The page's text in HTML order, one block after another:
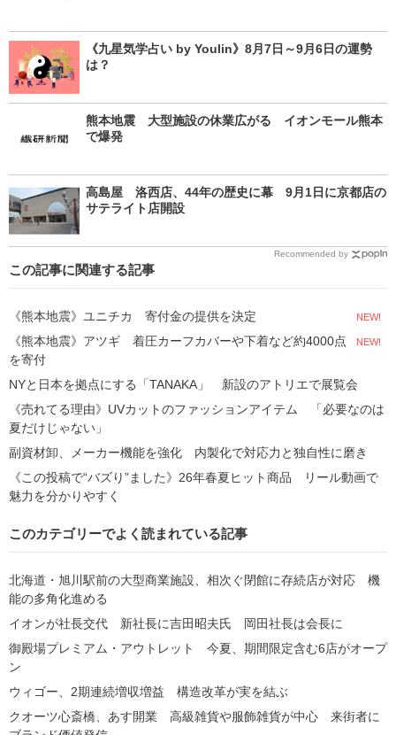
《九星気学占い by Youlin》8月7日～9月6日の運勢
は？
熊本地震 大型施設の休業広がる イオンモール熊本
で爆発
高島屋 洛西店、44年の歴史に幕 9月1日に京都店の
サテライト店開設
Recommended by
この記事に関連する記事
《熊本地震》ユニチカ 寄付金の提供を決定 NEW!
《熊本地震》アツギ 着圧カーフカバーや下着など約4000点
を寄付
NEW!
NYと日本を拠点にする「TANAKA」 新設のアトリエで展覧会
《売れてる理由》UVカットのファッションアイテム 「必要なのは
夏だけじゃない」
副資材卸、メーカー機能を強化 内製化で対応力と独自性に磨き
《この投稿で“バズり”ました》26年春夏ヒット商品 リール動画で
魅力を分かりやすく
このカテゴリーでよく読まれている記事
北海道・旭川駅前の大型商業施設、相次ぐ閉館に存続店が対応 機
能の多角化進める
イオンが社長交代 新社長に吉田昭夫氏 岡田社長は会長に
御殿場プレミアム・アウトレット 今夏、期間限定含む6店がオープ
ン
ウィゴー、2期連続増収増益 構造改革が実を結ぶ
クオーツ心斎橋、あす開業 高級雑貨や服飾雑貨が中心 来街者に